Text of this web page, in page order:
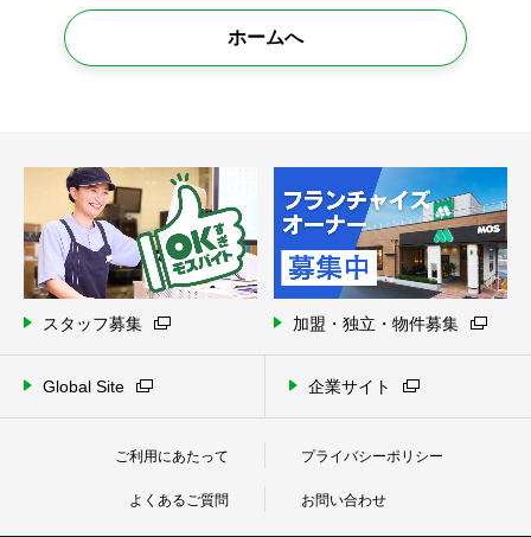
ホームへ
スタッフ募集 加盟・独立・物件募集
Global Site 企業サイト
ご利用にあたって プライバシーポリシー
よくあるご質問 お問い合わせ